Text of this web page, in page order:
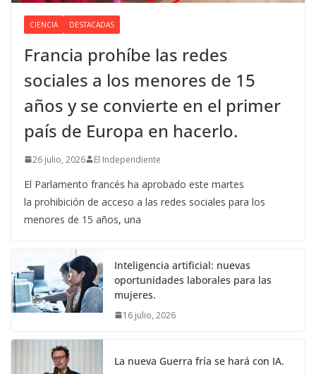
CIENCIA DESTACADAS
Francia prohíbe las redes
sociales a los menores de 15
años y se convierte en el primer
país de Europa en hacerlo.
26 julio, 2026 El Independiente
El Parlamento francés ha aprobado este martes
la prohibición de acceso a las redes sociales para los
menores de 15 años, una
Inteligencia artificial: nuevas
oportunidades laborales para las
mujeres.
16 julio, 2026
La nueva Guerra fría se hará con IA.